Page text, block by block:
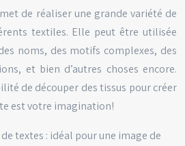
de réaliser une grande variété de
textiles. Elle peut être utilisée
noms, des motifs complexes, des
et bien d’autres choses encore.
de découper des tissus pour créer
est votre imagination!
textes : idéal pour une image de